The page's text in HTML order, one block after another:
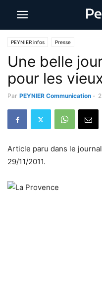
PEYNIER infos Presse
Une belle
pour les
Par PEYNIER Communication -
Article paru dans le
29/11/2011.